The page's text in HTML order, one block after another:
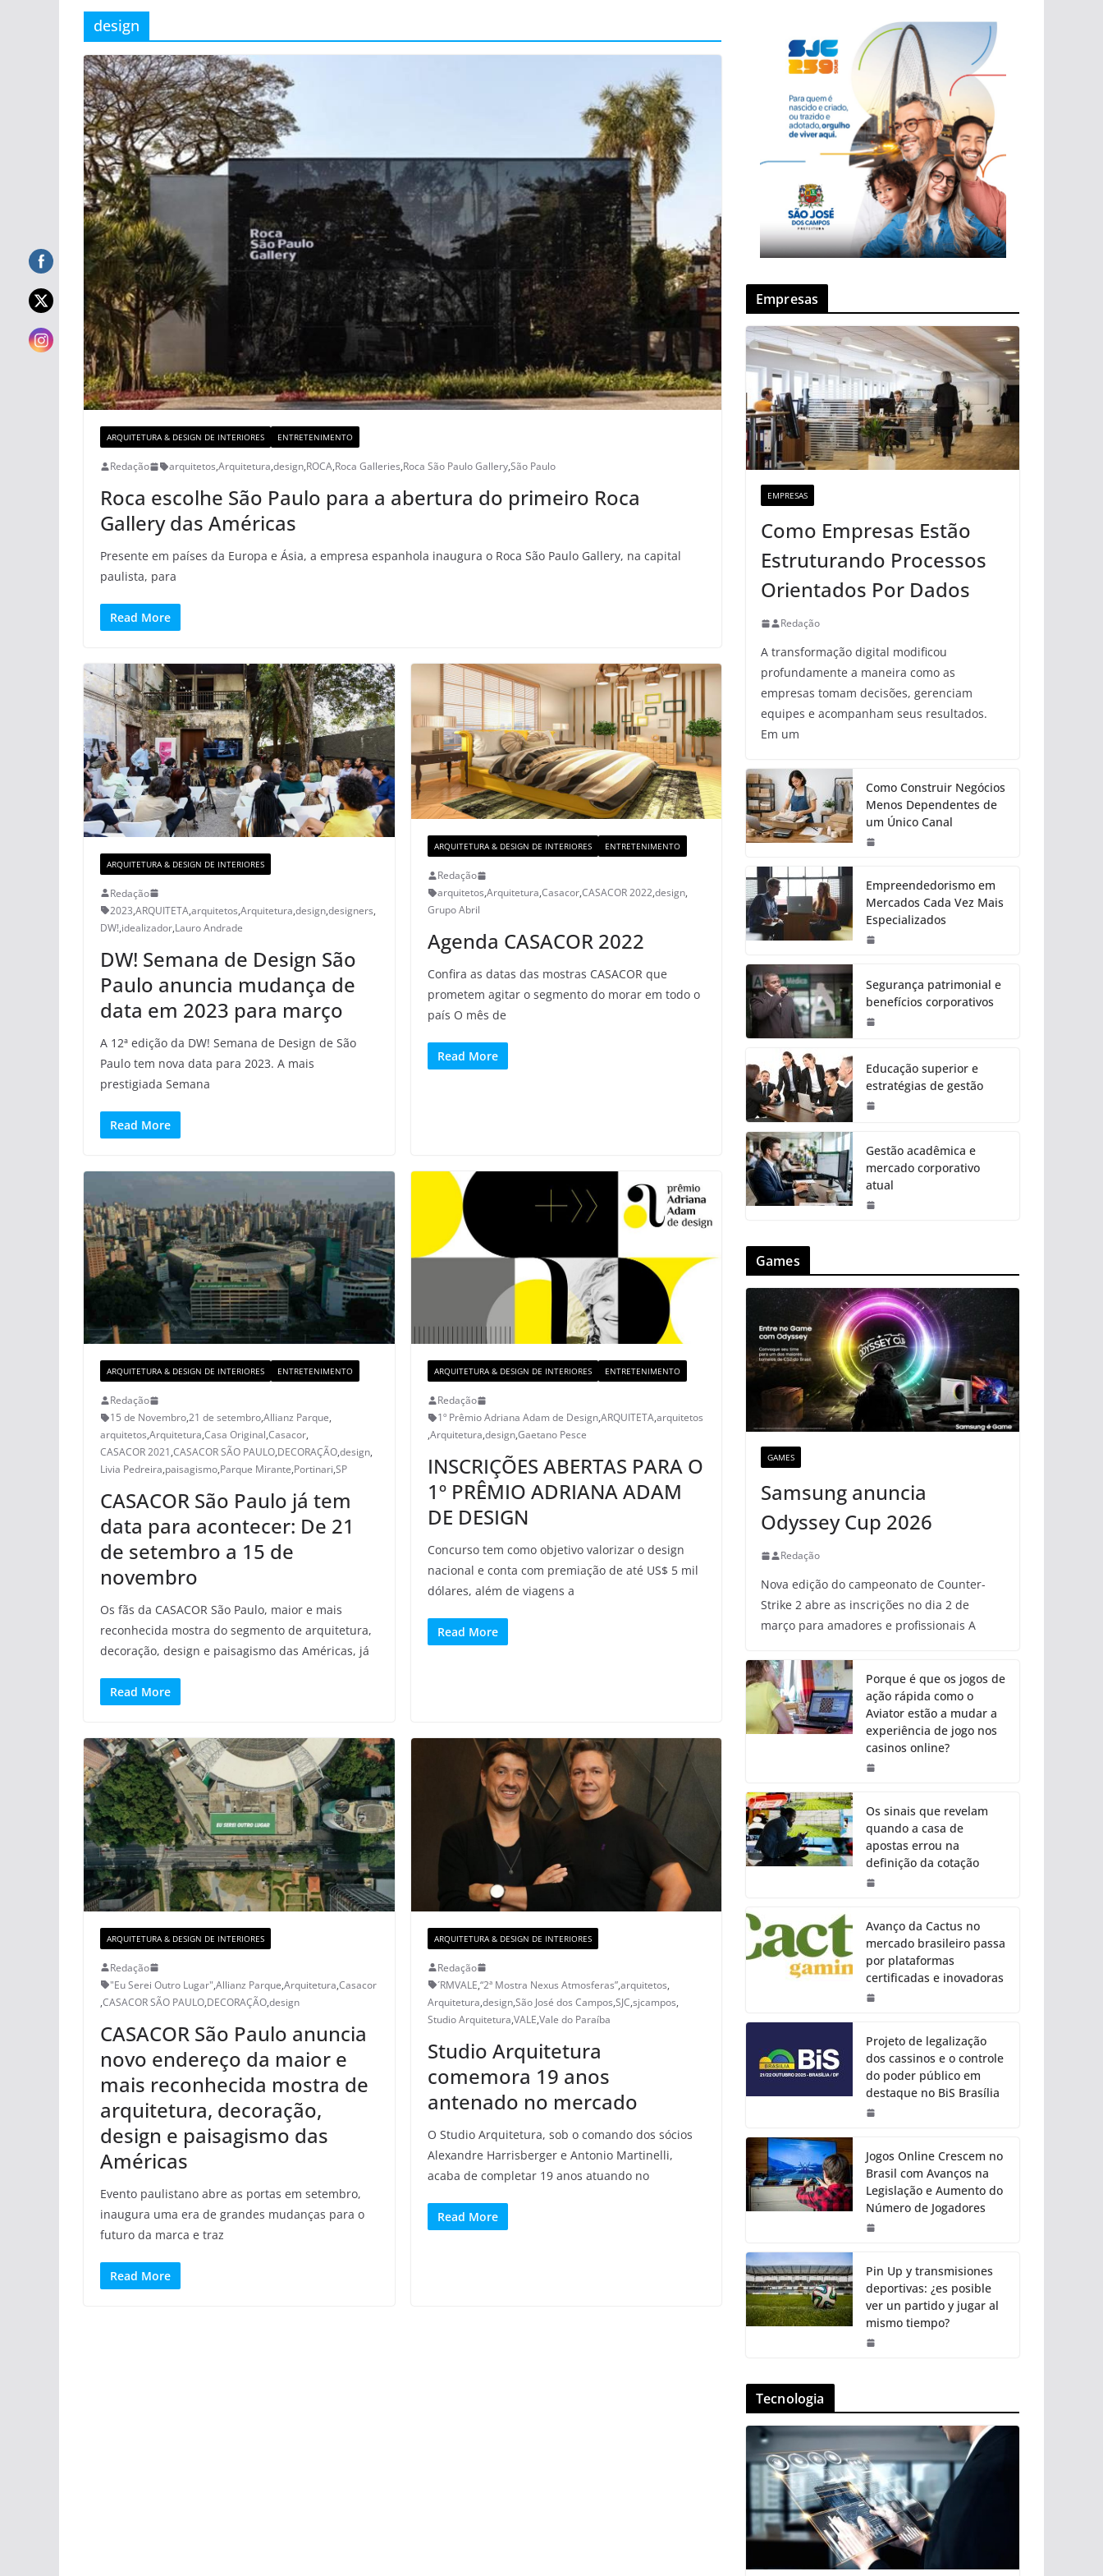
design
ARQUITETURA & DESIGN DE INTERIORES ENTRETENIMENTO
Redação arquitetos,Arquitetura,design,ROCA,Roca Galleries,Roca São Paulo Gallery,São Paulo
Roca escolhe São Paulo para a abertura do primeiro Roca
Gallery das Américas
Presente em países da Europa e Ásia, a empresa espanhola inaugura o Roca São Paulo Gallery, na capital
paulista, para
Read More
ARQUITETURA & DESIGN DE INTERIORES
Redação
2023,ARQUITETA,arquitetos,Arquitetura,design,designers,
DW!,idealizador,Lauro Andrade
DW! Semana de Design São
Paulo anuncia mudança de
data em 2023 para março
A 12ª edição da DW! Semana de Design de São
Paulo tem nova data para 2023. A mais
prestigiada Semana
Read More
ARQUITETURA & DESIGN DE INTERIORES ENTRETENIMENTO
Redação
arquitetos,Arquitetura,Casacor,CASACOR 2022,design,
Grupo Abril
Agenda CASACOR 2022
Confira as datas das mostras CASACOR que
prometem agitar o segmento do morar em todo o
país O mês de
Read More
ARQUITETURA & DESIGN DE INTERIORES ENTRETENIMENTO
Redação
15 de Novembro,21 de setembro,Allianz Parque,
arquitetos,Arquitetura,Casa Original,Casacor,
CASACOR 2021,CASACOR SÃO PAULO,DECORAÇÃO,design,
Livia Pedreira,paisagismo,Parque Mirante,Portinari,SP
CASACOR São Paulo já tem
data para acontecer: De 21
de setembro a 15 de
novembro
Os fãs da CASACOR São Paulo, maior e mais
reconhecida mostra do segmento de arquitetura,
decoração, design e paisagismo das Américas, já
Read More
ARQUITETURA & DESIGN DE INTERIORES ENTRETENIMENTO
Redação
1º Prêmio Adriana Adam de Design,ARQUITETA,arquitetos
,Arquitetura,design,Gaetano Pesce
INSCRIÇÕES ABERTAS PARA O
1º PRÊMIO ADRIANA ADAM
DE DESIGN
Concurso tem como objetivo valorizar o design
nacional e conta com premiação de até US$ 5 mil
dólares, além de viagens a
Read More
ARQUITETURA & DESIGN DE INTERIORES
Redação
"Eu Serei Outro Lugar",Allianz Parque,Arquitetura,Casacor
,CASACOR SÃO PAULO,DECORAÇÃO,design
CASACOR São Paulo anuncia
novo endereço da maior e
mais reconhecida mostra de
arquitetura, decoração,
design e paisagismo das
Américas
Evento paulistano abre as portas em setembro,
inaugura uma era de grandes mudanças para o
futuro da marca e traz
Read More
ARQUITETURA & DESIGN DE INTERIORES
Redação
´RMVALE,“2ª Mostra Nexus Atmosferas”,arquitetos,
Arquitetura,design,São José dos Campos,SJC,sjcampos,
Studio Arquitetura,VALE,Vale do Paraíba
Studio Arquitetura
comemora 19 anos
antenado no mercado
O Studio Arquitetura, sob o comando dos sócios
Alexandre Harrisberger e Antonio Martinelli,
acaba de completar 19 anos atuando no
Read More
Empresas
EMPRESAS
Como Empresas Estão
Estruturando Processos
Orientados Por Dados
Redação
A transformação digital modificou
profundamente a maneira como as
empresas tomam decisões, gerenciam
equipes e acompanham seus resultados.
Em um
Como Construir Negócios
Menos Dependentes de
um Único Canal
Empreendedorismo em
Mercados Cada Vez Mais
Especializados
Segurança patrimonial e
benefícios corporativos
Educação superior e
estratégias de gestão
Gestão acadêmica e
mercado corporativo
atual
Games
GAMES
Samsung anuncia
Odyssey Cup 2026
Redação
Nova edição do campeonato de Counter-
Strike 2 abre as inscrições no dia 2 de
março para amadores e profissionais A
Porque é que os jogos de
ação rápida como o
Aviator estão a mudar a
experiência de jogo nos
casinos online?
Os sinais que revelam
quando a casa de
apostas errou na
definição da cotação
Avanço da Cactus no
mercado brasileiro passa
por plataformas
certificadas e inovadoras
Projeto de legalização
dos cassinos e o controle
do poder público em
destaque no BiS Brasília
Jogos Online Crescem no
Brasil com Avanços na
Legislação e Aumento do
Número de Jogadores
Pin Up y transmisiones
deportivas: ¿es posible
ver un partido y jugar al
mismo tiempo?
Tecnologia